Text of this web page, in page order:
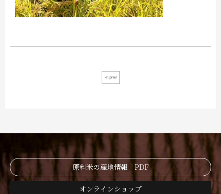
≪ prev
原料米の産地情報 PDF
オンラインショップ